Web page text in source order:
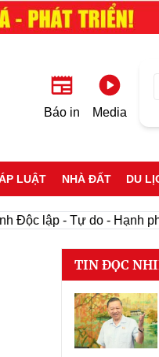
Báo in Media
LUẬT NHÀ ĐẤT DU
Độc lập - Tự do - Hạnh
TIN ĐỌC